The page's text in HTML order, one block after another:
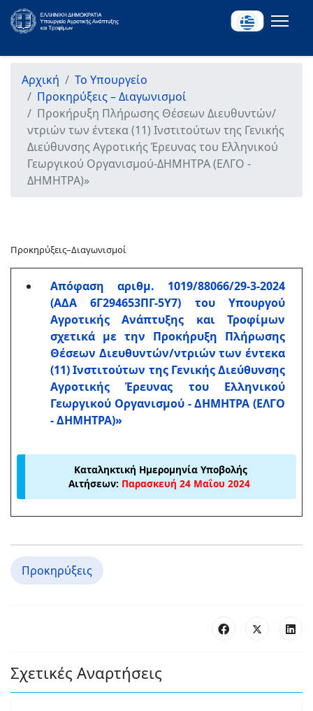
Αρχική
Το Υπουργείο
Προκηρύξεις – Διαγωνισμοί
Προκήρυξη Πλήρωσης Θέσεων Διευθυντών/
ντριών των έντεκα (11) Ινστιτούτων της Γενικής
Διεύθυνσης Αγροτικής Έρευνας του Ελληνικού
Γεωργικού Οργανισμού-ΔΗΜΗΤΡΑ (ΕΛΓΟ -
ΔΗΜΗΤΡΑ)»
Προκηρύξεις–Διαγωνισμοί
Aπόφαση αριθμ. 1019/88066/29-3-2024
(ΑΔΑ 6Γ294653ΠΓ-5Υ7) του Υπουργού
Αγροτικής Ανάπτυξης και Τροφίμων
σχετικά με την Προκήρυξη Πλήρωσης
Θέσεων Διευθυντών/ντριών των έντεκα
(11) Ινστιτούτων της Γενικής Διεύθυνσης
Αγροτικής Έρευνας του Ελληνικού
Γεωργικού Οργανισμού - ΔΗΜΗΤΡΑ (ΕΛΓΟ
- ΔΗΜΗΤΡΑ)»
Καταληκτική Ημερομηνία Υποβολής
Αιτήσεων: Παρασκευή 24 Μαΐου 2024
Προκηρύξεις
Σχετικές Αναρτήσεις